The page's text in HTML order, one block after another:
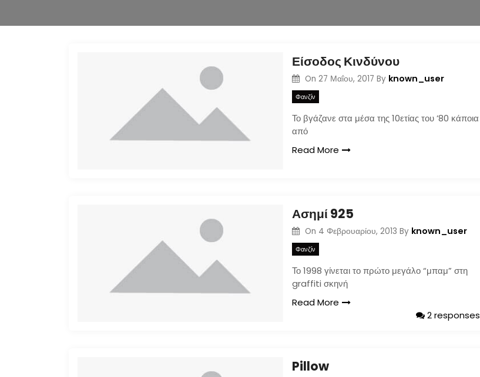
Είσοδος Κινδύνου
On 27 Μαΐου, 2017 By known_user
Φανζίν
Το βγάζανε στα μέσα της 10ετίας του ’80 κάποια
από
Read More
Ασημί 925
On 4 Φεβρουαρίου, 2013 By known_user
Φανζίν
Το 1998 γίνεται το πρώτο μεγάλο “μπαμ” στη
graffiti σκηνή
Read More
2 responses
Pillow